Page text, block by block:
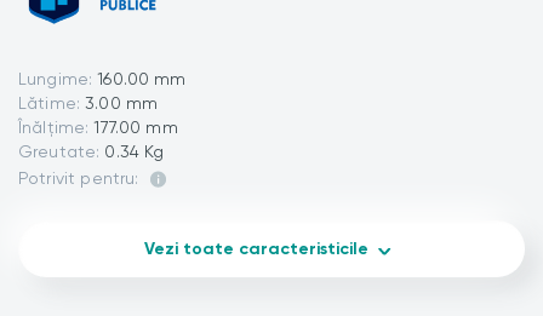
Lungime: 160.00 mm
Lătime: 3.00 mm
Înălțime: 177.00 mm
Greutate: 0.34 Kg
Potrivit pentru:
Vezi toate caracteristicile